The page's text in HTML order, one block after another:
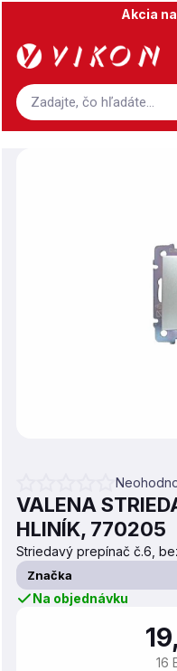
obsah
Akcia
Priemerné hodnotenie
VALENA
HLINÍK, 770205
Striedavý prepínač č.6,
Značka
Na objednávku
16